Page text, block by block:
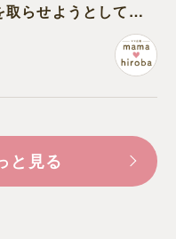
取らせようとしてく
と見る